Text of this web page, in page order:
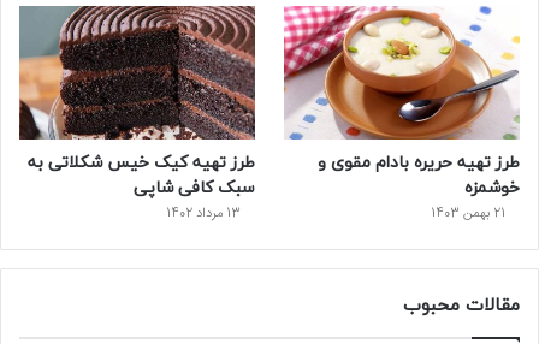
طرز تهیه حریره بادام مقوی و
خوشمزه
21 بهمن 1403
طرز تهیه کیک خیس شکلاتی به
سبک کافی شاپی
13 مرداد 1402
مقالات محبوب